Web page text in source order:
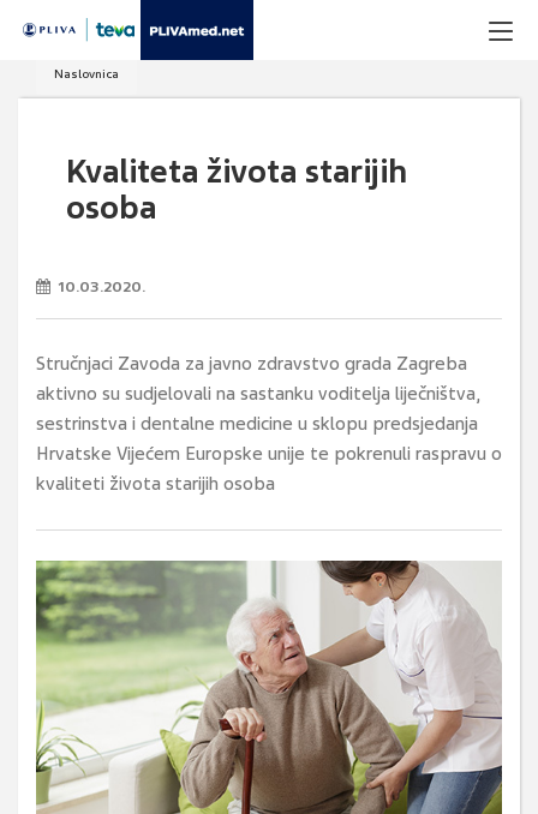
Naslovnica
Kvaliteta života starijih
osoba
10.03.2020.
Stručnjaci Zavoda za javno zdravstvo grada Zagreba
aktivno su sudjelovali na sastanku voditelja liječništva,
sestrinstva i dentalne medicine u sklopu predsjedanja
Hrvatske Vijećem Europske unije te pokrenuli raspravu o
kvaliteti života starijih osoba